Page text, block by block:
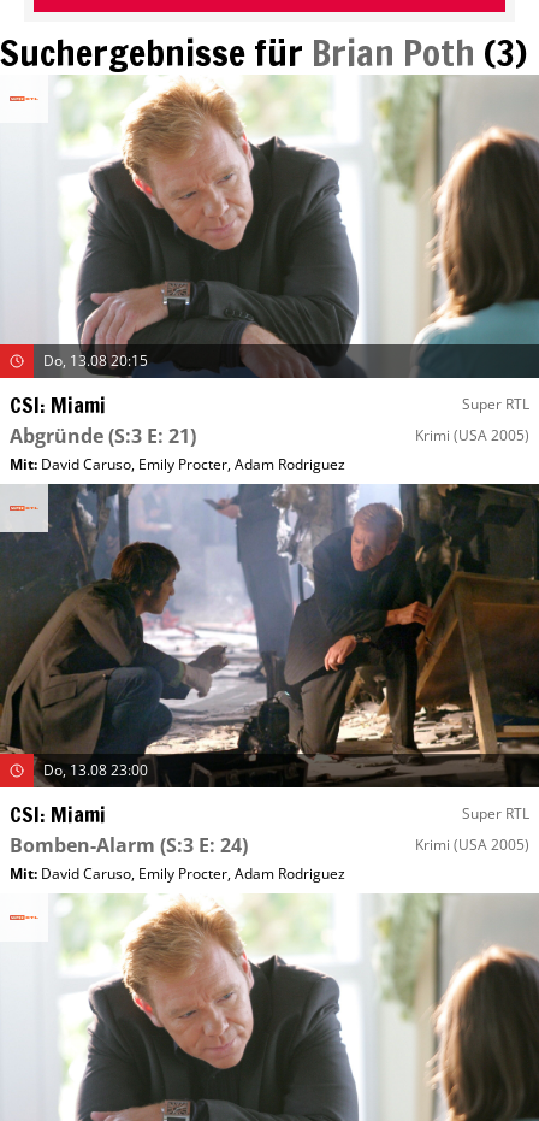
Suchergebnisse für Brian Poth (3)
Do, 13.08 20:15
CSI: Miami Super RTL
Abgründe(S:3 E: 21) Krimi (USA 2005)
Mit: David Caruso, Emily Procter,Adam Rodriguez
Do, 13.08 23:00
CSI: Miami Super RTL
Bomben-Alarm (S:3 E: 24) Krimi (USA 2005)
Mit: David Caruso, Emily Procter,Adam Rodriguez